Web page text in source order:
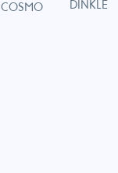
COSMO DINKLE